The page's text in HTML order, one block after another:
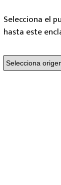
Selecciona el
hasta este